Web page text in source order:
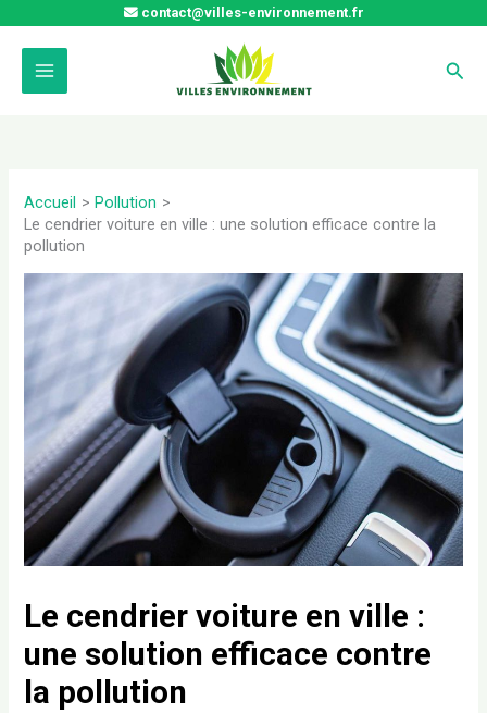
contenu
contact@villes-environnement.fr
Accueil
Pollution
Le cendrier voiture en ville : une solution efficace contre la
pollution
Le cendrier voiture en ville :
une solution efficace contre
la pollution